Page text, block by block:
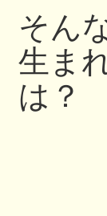
そん
生ま
は？